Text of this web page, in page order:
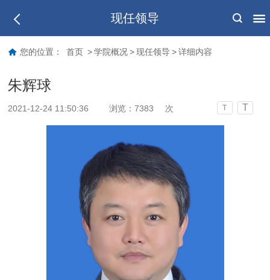
现任领导
您的位置： 首页 > 学院概况 > 现任领导 > 详细内容
朱辉球
2021-12-24 11:50:36 浏览：7383 次 T T